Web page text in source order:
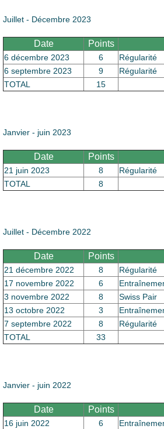
Juillet - Décembre 2023
Date Points
6 décembre 2023 6
Régularité
6 septembre 2023
9
Régularité
TOTAL
15
Janvier - juin 2023
Date Points
21 juin 2023 8
Régularité
TOTAL
8
Juillet - Décembre 2022
Date Points
21 décembre 2022 8
Régularité
17 novembre 2022
6
3 novembre 2022
8
Swiss Pair
13 octobre 2022
3
7 septembre 2022
8
Régularité
TOTAL
33
Janvier - juin 2022
Date Points
16 juin 2022 6